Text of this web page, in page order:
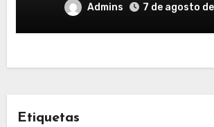
Admins 7 de agosto
Etiquetas